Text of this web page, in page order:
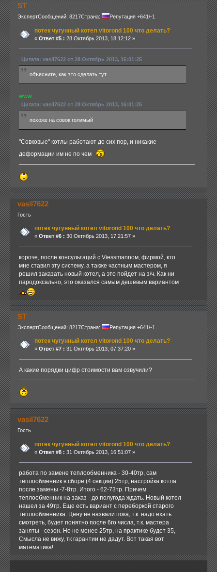
ST
ЭкспертСообщений: 8217Страна: Репутация +641/-1
потек чугунный котел vitorond 100 что делать?
« Ответ #5 : 28 Октябрь 2013, 18:12:12 »
Цитата: vasil7622 от 28 Октябрь 2013, 16:01:25
объясните, как это сделать тут
www
Цитата: vasil7622 от 28 Октябрь 2013, 16:01:25
похоже на совок голимый
"Совковые" котлы работают до сих пор, и никакие
деформации им не по чем
vasil7622
Гость
потек чугунный котел vitorond 100 что делать?
« Ответ #6 : 30 Октябрь 2013, 17:21:57 »
короче, после консультаций с Viessmannом, фирмой, кто
мне ставил эту систему, а также частным мастером, я
решил заказать новый котел, а это пойдет на з/ч. Как ни
пародоксально, это оказался самым дешевым вариантом
ST
ЭкспертСообщений: 8217Страна: Репутация +641/-1
потек чугунный котел vitorond 100 что делать?
« Ответ #7 : 31 Октябрь 2013, 07:37:20 »
А какие порядки цифр стоимости вам озвучили?
vasil7622
Гость
потек чугунный котел vitorond 100 что делать?
« Ответ #8 : 31 Октябрь 2013, 16:51:07 »
работа по замене теплообменника - 30-40тр, сам
теплообменник в сборе (4 секции) 25тр, настройка котла
после замены -7-8тр. Итого - 62-73тр. Причем
теплообменник на заказ - до полугода ждать. Новый котел
нашел за 49тр. Еще есть вариант с переборкой старого
теплообменника. Цену не назвали пока, т.к. надо ехать
смотреть, будет понятно после 6го числа, т.к. мастера
заняты - сезон. Но не менее 25тр, на практике будет 35,
Смысла не вижу, тк гарантии не дадут. Вот такая вот
математика!